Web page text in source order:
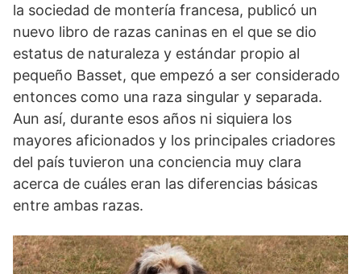
la sociedad de montería francesa, publicó un
nuevo libro de razas caninas en el que se dio
estatus de naturaleza y estándar propio al
pequeño Basset, que empezó a ser considerado
entonces como una raza singular y separada.
Aun así, durante esos años ni siquiera los
mayores aficionados y los principales criadores
del país tuvieron una conciencia muy clara
acerca de cuáles eran las diferen­cias básicas
entre ambas razas.